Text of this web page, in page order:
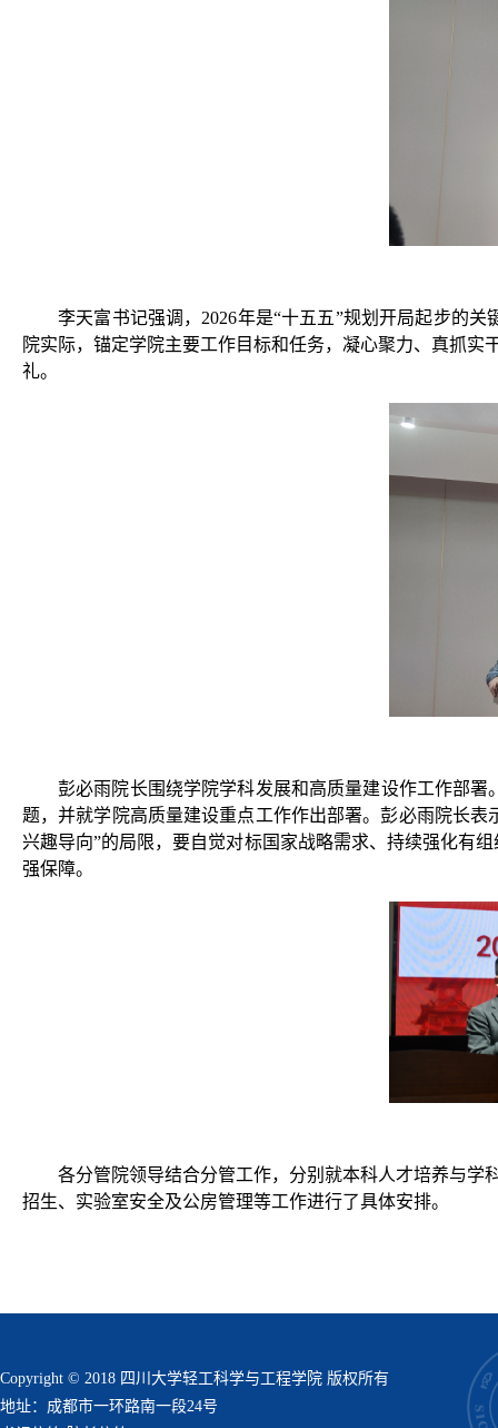
李天富书记强调， 2026年是“十五五”规划开局起步的
院实际，锚定学院主要工作目标和任务，凝心聚力、真抓
礼。
彭必雨院长围绕学院学科发展和高质量建设作工作部
题，并就学院高质量建设重点工作作出部署。彭必雨院长表
兴趣导向”的局限，要自觉对标国家战略需求、持续强化有
强保障。
各分管院领导结合分管工作，分别就本科人才培养与学
招生、实验室安全及公房管理等工作进行了具体安排。
Copyright © 2018 四川大学轻工科学与工程学院 版权所有
地址：成都市一环路南一段24号